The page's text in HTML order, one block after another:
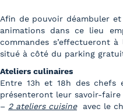
Afin de pouvoir déambuler
animations dans ce lieu
commandes s’effectueront
situé à côté du parking
Ateliers culinaires
Entre 13h et 18h des chefs
présenteront leur savoir-faire
– 2 ateliers cuisineavec le